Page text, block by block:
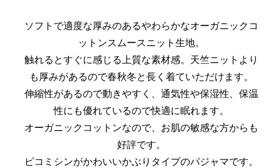
ソフトで適度な厚みのあるやわらかなオーガニックコ
ットンスムースニット生地。
触れるとすぐに感じる上質な素材感。天竺ニットより
も厚みがあるので春秋冬と長く着ていただけます。
伸縮性があるので動きやすく、通気性や保湿性、保温
性にも優れているので快適に眠れます。
オーガニックコットンなので、お肌の敏感な方からも
好評です。
ピコミシンがかわいいかぶりタイプのパジャマです。